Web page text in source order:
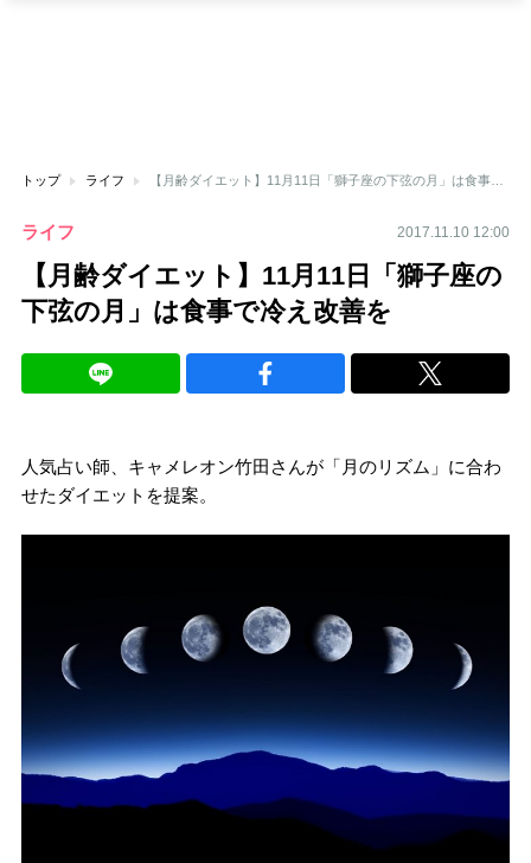
トップ ライフ 【月齢ダイエット】11月11日「獅子座の下弦の月」は食事で冷え改善を
ライフ 2017.11.10 12:00
【月齢ダイエット】11月11日「獅子座の
下弦の月」は食事で冷え改善を
人気占い師、キャメレオン竹田さんが「月のリズム」に合わ
せたダイエットを提案。